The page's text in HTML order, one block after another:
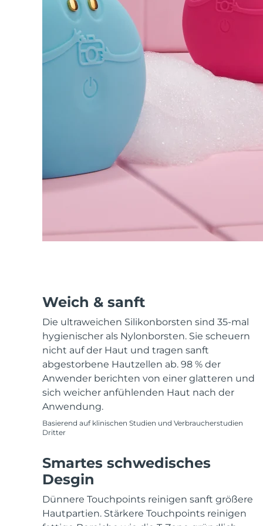
Weich & sanft
Die ultraweichen Silikonborsten sind 35-mal
hygienischer als Nylonborsten. Sie scheuern
nicht auf der Haut und tragen sanft
abgestorbene Hautzellen ab. 98 % der
Anwender berichten von einer glatteren und
sich weicher anfühlenden Haut nach der
Anwendung.
Basierend auf klinischen Studien und Verbraucherstudien
Dritter
Smartes schwedisches
Desgin
Dünnere Touchpoints reinigen sanft größere
Hautpartien. Stärkere Touchpoints reinigen